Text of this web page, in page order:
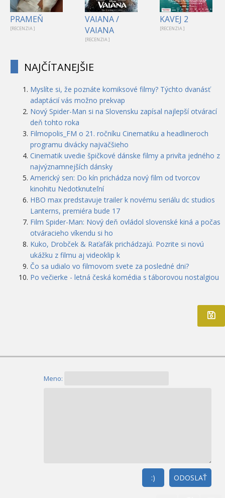
PRAMEŇ
[RECENZIA ]
VAIANA /
VAIANA
[RECENZIA ]
KAVEJ 2
[RECENZIA ]
NAJČÍTANEJŠIE
Myslíte si, že poznáte komiksové filmy? Týchto dvanásť
adaptácií vás možno prekvap
Nový Spider-Man si na Slovensku zapísal najlepší otvárací
deň tohto roka
Filmopolis_FM o 21. ročníku Cinematiku a headlineroch
programu divácky najväčšieho
Cinematik uvedie špičkové dánske filmy a privíta jedného z
najvýznamnejších dánsky
Americký sen: Do kín prichádza nový film od tvorcov
kinohitu Nedotknuteľní
HBO max predstavuje trailer k novému seriálu dc studios
Lanterns, premiéra bude 17
Film Spider-Man: Nový deň ovládol slovenské kiná a počas
otváracieho víkendu si ho
Kuko, Drobček & Raťafák prichádzajú. Pozrite si novú
ukážku z filmu aj videoklip k
Čo sa udialo vo filmovom svete za posledné dni?
Po večierke - letná česká komédia s táborovou nostalgiou
Meno:
ODOSLAŤ
:)